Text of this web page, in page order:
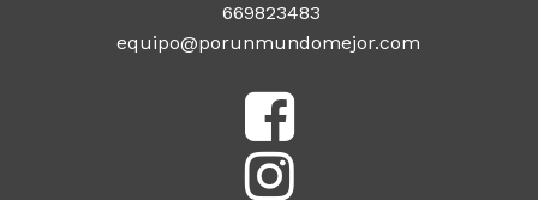
669823483
equipo@porunmundomejor.com